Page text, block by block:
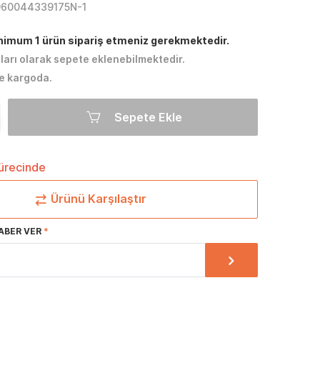
1
1 ürün sipariş etmeniz gerekmektedir.
olarak sepete eklenebilmektedir.
kargoda.
Sepete Ekle
Ürünü Karşılaştır
VER